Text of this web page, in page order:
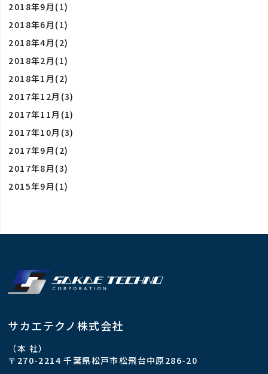
2018年9月(1)
2018年6月(1)
2018年4月(2)
2018年2月(1)
2018年1月(2)
2017年12月(3)
2017年11月(1)
2017年10月(3)
2017年9月(2)
2017年8月(3)
2015年9月(1)
サカエテクノ株式会社
（本 社）
〒270-2214 千葉県松戸市松飛台中原286-20